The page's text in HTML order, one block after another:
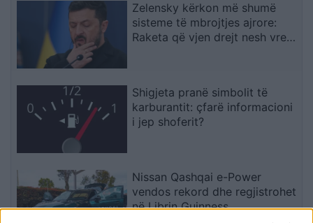
Zelensky kërkon më shumë
sisteme të mbrojtjes ajrore:
Raketa që vjen drejt nesh vret
Shigjeta pranë simbolit të
karburantit: çfarë informacioni
i jep shoferit?
Nissan Qashqai e-Power
vendos rekord dhe regjistrohet
në Librin Guinness